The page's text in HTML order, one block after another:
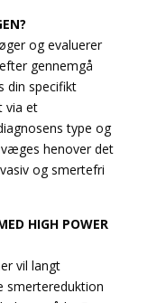
og evaluerer
gennemgå
din specifikt
via et
type og
henover det
og smertefri
HIGH POWER
vil langt
smertereduktion